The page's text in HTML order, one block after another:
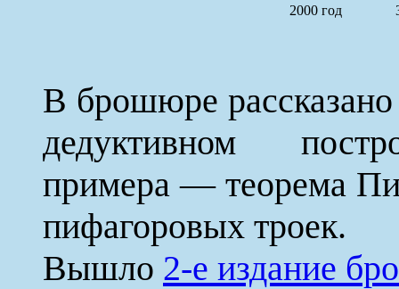
2000 год
В брошюре
дедуктивном
примера — теорема
пифагоровых троек.
Вышло 2-е издание